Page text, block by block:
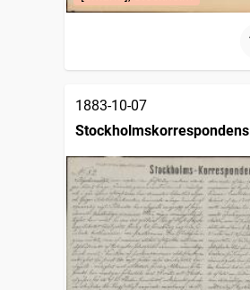
1883-10-07
Stockholmskorrespondens